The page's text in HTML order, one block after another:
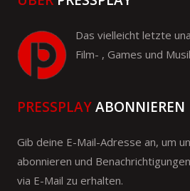
Das vielleicht letzte
Film- , Games und
PRESSPLAYABONNIEREN
Gib deine E-Mail-Adresse an, um
abonnieren und
via E-Mail zu erhalten.